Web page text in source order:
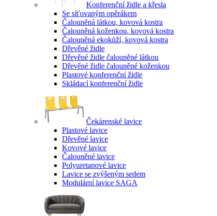
Konferenční židle a křesla
Se síťovaným opěrákem
Čalouněná látkou, kovová kostra
Čalouněná koženkou, kovová kostra
Čalouněná ekokůží, kovová kostra
Dřevěné židle
Dřevěné židle čalouněné látkou
Dřevěné židle čalouněné koženkou
Plastové konferenční židle
Skládací konferenční židle
Čekárenské lavice
Plastové lavice
Dřevěné lavice
Kovové lavice
Čalouněné lavice
Polyuretanové lavice
Lavice se zvýšeným sedem
Modulární lavice SAGA